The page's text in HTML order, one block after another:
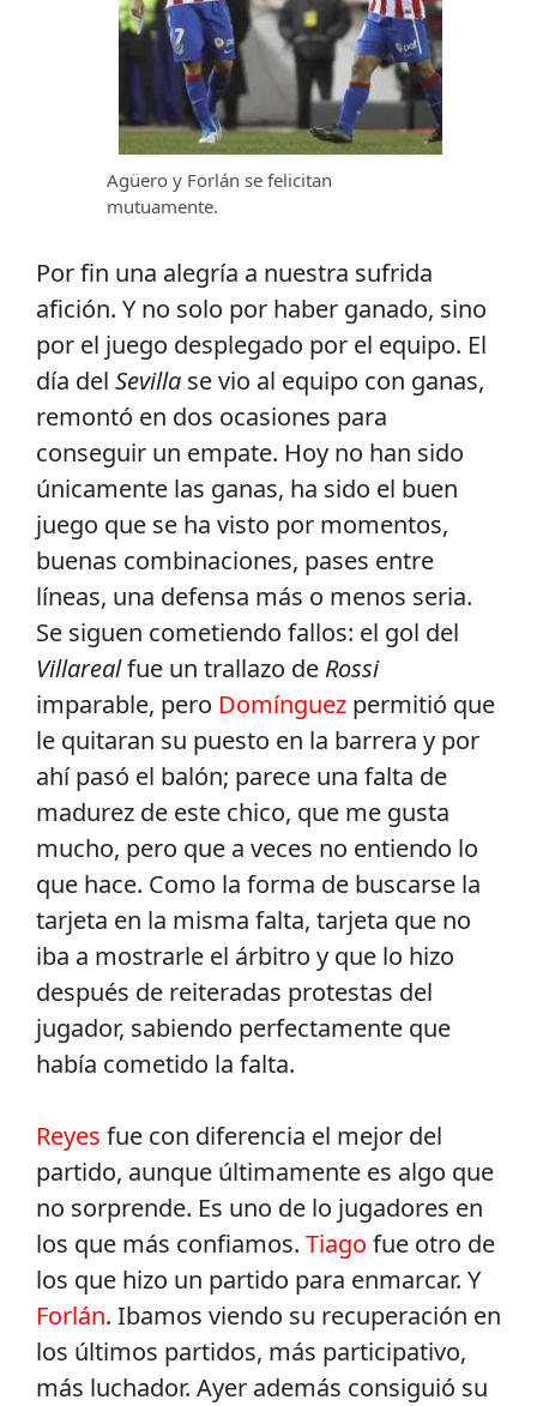
Agüero y Forlán se felicitan
mutuamente.
Por fin una alegría a nuestra sufrida
afición. Y no solo por haber ganado, sino
por el juego desplegado por el equipo. El
día del Sevilla se vio al equipo con ganas,
remontó en dos ocasiones para
conseguir un empate. Hoy no han sido
únicamente las ganas, ha sido el buen
juego que se ha visto por momentos,
buenas combinaciones, pases entre
líneas, una defensa más o menos seria.
Se siguen cometiendo fallos: el gol del
Villarealfue un trallazo de Rossi
imparable, pero Domínguez permitió que
le quitaran su puesto en la barrera y por
ahí pasó el balón; parece una falta de
madurez de este chico, que me gusta
mucho, pero que a veces no entiendo lo
que hace. Como la forma de buscarse la
tarjeta en la misma falta, tarjeta que no
iba a mostrarle el árbitro y que lo hizo
después de reiteradas protestas del
jugador, sabiendo perfectamente que
había cometido la falta.
Reyes fue con diferencia el mejor del
partido, aunque últimamente es algo que
no sorprende. Es uno de lo jugadores en
los que más confiamos. Tiago fue otro de
los que hizo un partido para enmarcar. Y
Forlán. Ibamos viendo su recuperación en
los últimos partidos, más participativo,
más luchador. Ayer además consiguió su